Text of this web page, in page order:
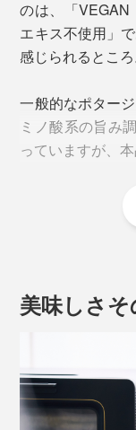
パウダーをよく
140mlの熱湯を
ちもったり、食
のは、「
エキス不使用」
感じられるところ
一般的なポター
ミノ酸系の旨み
っていますが、
さらに、有機
厳しい制限の中
試行錯誤の結果
「有機発酵野菜
美味しさ